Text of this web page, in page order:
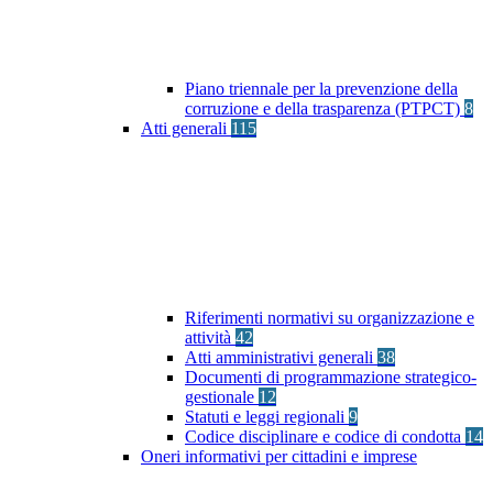
Piano triennale per la prevenzione della
corruzione e della trasparenza (PTPCT) 8
Atti generali 115
Riferimenti normativi su organizzazione e
attività 42
Atti amministrativi generali 38
Documenti di programmazione strategico-
gestionale 12
Statuti e leggi regionali 9
Codice disciplinare e codice di condotta 14
Oneri informativi per cittadini e imprese